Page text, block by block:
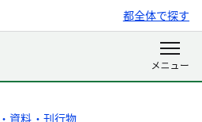
都全体で探す
資料・刊行物